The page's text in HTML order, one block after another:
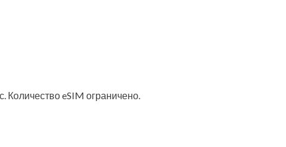
Количество eSIM ограничено.